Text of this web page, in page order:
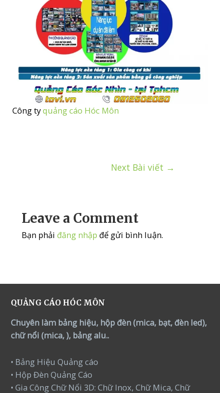
Công tyquảng cáo Hóc Môn
Next Bài viết →
Leave a Comment
Bạn phải đăng nhập để gửi bình luận.
QUẢNG CÁO HÓC MÔN
Chuyên làm bảng hiệu, hộp đèn (mica, bạt, đèn led),
chữ nổi (mica, ), bảng alu..
• Bảng Hiệu Quảng cáo
• Hộp Đèn Quảng Cáo
• Gia Công Chữ Nổi 3D: Chữ Inox, Chữ Mica, Chữ